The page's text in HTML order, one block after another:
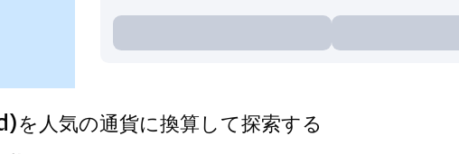
気の通貨に換算して探索する